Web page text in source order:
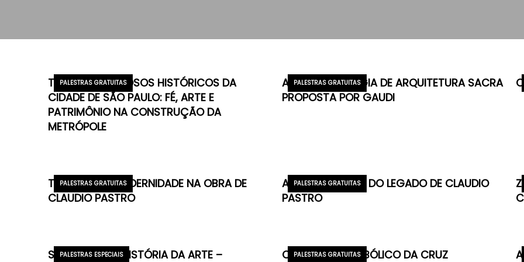
PALESTRAS GRATUITAS
TEMPLOS RELIGIOSOS HISTÓRICOS DA
CIDADE DE SÃO PAULO: FÉ, ARTE E
PATRIMÔNIO NA CONSTRUÇÃO DA
METRÓPOLE
PALESTRAS GRATUITAS
A NOVA TIPOLOGIA DE ARQUITETURA SACRA
PROPOSTA POR GAUDI
PALESTRAS GRATUITAS
TRADIÇÃO E MODERNIDADE NA OBRA DE
CLAUDIO PASTRO
PALESTRAS GRATUITAS
A PRESERVAÇÃO DO LEGADO DE CLAUDIO
PASTRO
PALESTRAS ESPECIAIS
SEMINÁRIO EM HISTÓRIA DA ARTE –
PALESTRAS GRATUITAS
O UNIVERSO SIMBÓLICO DA CRUZ